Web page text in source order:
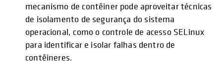
mecanismo de contêiner pode aproveitar técnicas
de isolamento de segurança do sistema
operacional, como o controle de acesso SELinux
para identificar e isolar falhas dentro de
contêineres.